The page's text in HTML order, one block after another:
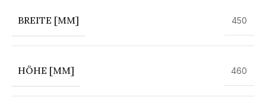
BREITE [MM] 450
HÖHE [MM] 460